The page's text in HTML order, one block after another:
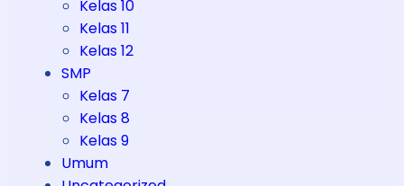
Kelas 10
Kelas 11
Kelas 12
SMP
Kelas 7
Kelas 8
Kelas 9
Umum